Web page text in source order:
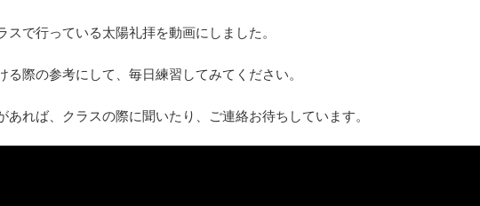
スで行っている太陽礼拝を動画にしました。
る際の参考にして、毎日練習してみてください。
あれば、クラスの際に聞いたり、ご連絡お待ちしています。